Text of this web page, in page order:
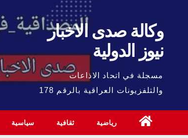
وكالة صدى الاخبار
نيوز الدولية
مسجلة في اتحاد الاذاعات
والتلفزيونات العراقية بالرقم 178
رياضية ثقافية سياسية